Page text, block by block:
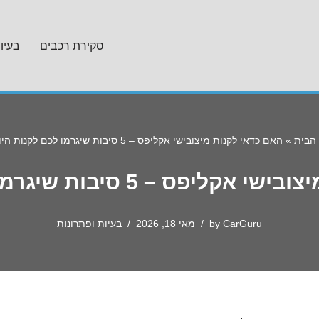
סקירת רכבים
הבית » האם כדאי לקנות מיצובישי אקליפס – 5 סיבות שיגרמו לכם לקנות היום!
5 סיבות שיגרמו לכם לקנות היום!
by CarGuru מאי 18, 2026 בעיות ופתרונות